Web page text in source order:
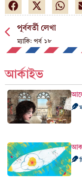
পূর্ববর্তী লেখা
ম্যাকি: পর্ব ১৮
আর্কাইভ